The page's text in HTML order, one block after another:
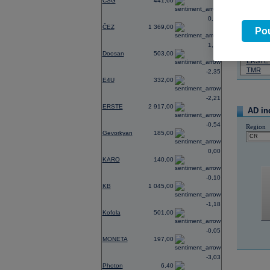
ČEZ 1 369,00
0,74
Doosan 503,00
1,21
E4U 332,00
-2,35
ERSTE 2 917,00
-2,21
Gevorkyan 185,00
-0,54
KARO 140,00
0,00
KB 1 045,00
-0,10
Kofola 501,00
-1,18
MONETA 197,00
-0,05
Photon 6,40
-3,03
Název
ČEZ
ERSTE
TMR
AD
Region